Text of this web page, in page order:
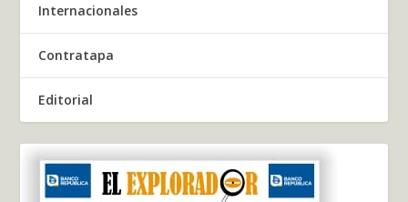
Internacionales
Contratapa
Editorial